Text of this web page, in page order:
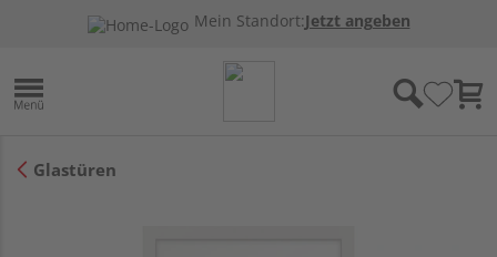
Mein Standort:Jetzt angeben
Glastüren